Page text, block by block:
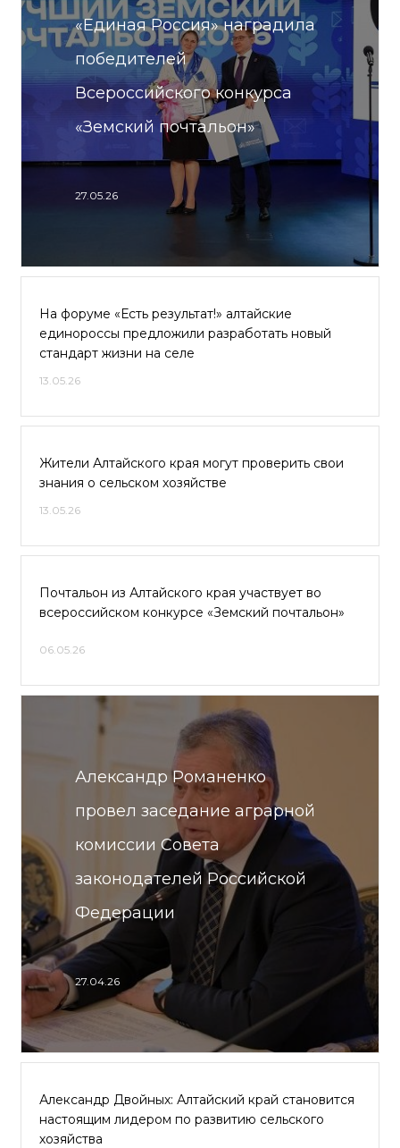
«Единая Россия» наградила
победителей
Всероссийского конкурса
«Земский почтальон»
27.05.26
На форуме «Есть результат!» алтайские
единороссы предложили разработать новый
стандарт жизни на селе
13.05.26
Жители Алтайского края могут проверить свои
знания о сельском хозяйстве
13.05.26
Почтальон из Алтайского края участвует во
всероссийском конкурсе «Земский почтальон»
06.05.26
Александр Романенко
провел заседание аграрной
комиссии Совета
законодателей Российской
Федерации
27.04.26
Александр Двойных: Алтайский край становится
настоящим лидером по развитию сельского
хозяйства